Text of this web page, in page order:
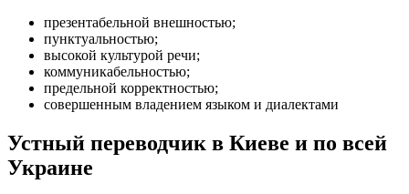
презентабельной внешностью;
пунктуальностью;
высокой культурой речи;
коммуникабельностью;
предельной корректностью;
совершенным владением языком и диалектами
Устный переводчик в Киеве и по всей
Украине